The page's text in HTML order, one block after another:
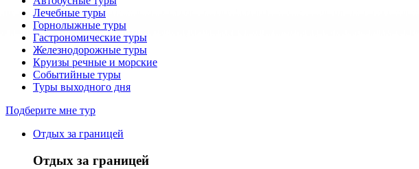
Лечебные туры
Горнолыжные туры
Гастрономические туры
Железнодорожные туры
Круизы речные и морские
Событийные туры
Туры выходного дня
Подберите мне тур
Отдых за границей
Отдых за границей